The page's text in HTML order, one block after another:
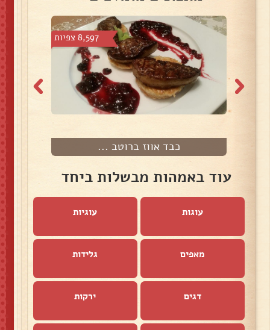
8,597 צפיות
כבד אווז ברוטב ...
עוד באמהות מבשלות ביחד
עוגות עוגיות
מאפים גלידות
דגים ירקות